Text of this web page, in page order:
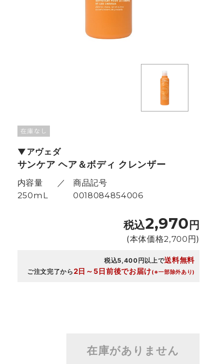
アヴェダ
サンケア ヘア＆ボディ クレンザー
内容量
250mL
商品記号
0018084854006
税込2,970 円
(本体価格2,700 円)
税込5,400円以上で送料無料
ご注文完了から2日～5日前後でお届け(※一部除外あり)
在庫がありません